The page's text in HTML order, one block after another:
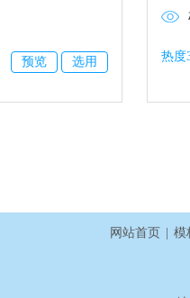
预览 选用 热度
网站首页 模